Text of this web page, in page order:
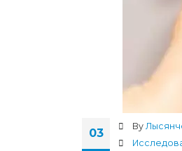
03
By